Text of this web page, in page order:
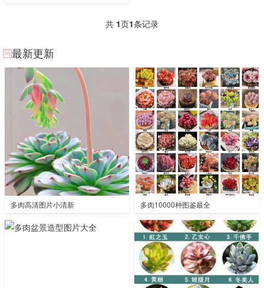
共 1页1条记录
最新更新
多肉高清图片小清新 多肉10000种图鉴最全